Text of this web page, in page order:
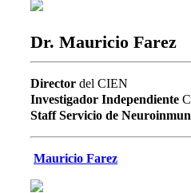
Dr. Mauricio Farez
Director del CIEN
Investigador Independiente
Staff Servicio de
Mauricio Farez